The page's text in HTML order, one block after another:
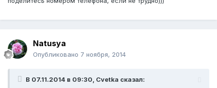
Natusya
Опубликовано 7 ноября, 2014
В 07.11.2014 в 09:30, Cvetka сказал: